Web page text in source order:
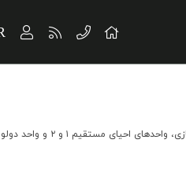
۱ و ۲ و واحد دولومیت‌سازی.